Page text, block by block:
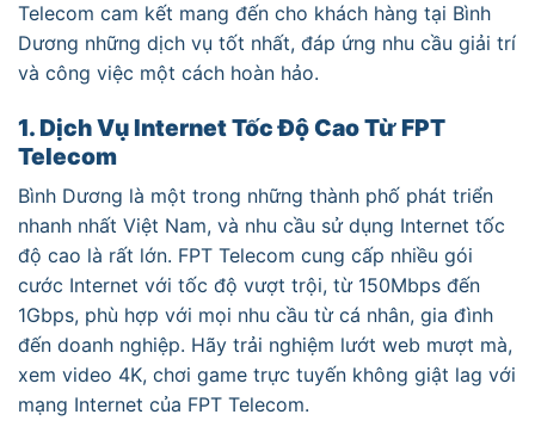
Telecom cam kết mang đến cho khách hàng tại Bình
Dương những dịch vụ tốt nhất, đáp ứng nhu cầu giải trí
và công việc một cách hoàn hảo.
1. Dịch Vụ Internet Tốc Độ Cao Từ FPT
Telecom
Bình Dương là một trong những thành phố phát triển
nhanh nhất Việt Nam, và nhu cầu sử dụng Internet tốc
độ cao là rất lớn. FPT Telecom cung cấp nhiều gói
cước Internet với tốc độ vượt trội, từ 150Mbps đến
1Gbps, phù hợp với mọi nhu cầu từ cá nhân, gia đình
đến doanh nghiệp. Hãy trải nghiệm lướt web mượt mà,
xem video 4K, chơi game trực tuyến không giật lag với
mạng Internet của FPT Telecom.